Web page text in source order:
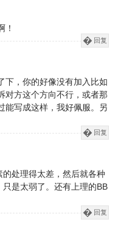
！
回复
下，你的好像没有加入比如
对方这个方向不行，或者那
能写成这样，我好佩服。另
回复
处理得太差，然后就各种
是太弱了。还有上理的BB
回复